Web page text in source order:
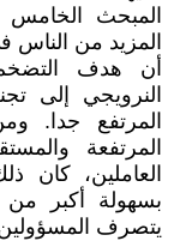
المبحث الخامس
المزيد من
أن هدف
النرويجي إلى
المرتفع جدا.
المرتفعة
العاملين، كان
بسهولة أكبر
يتصرف المسؤولين